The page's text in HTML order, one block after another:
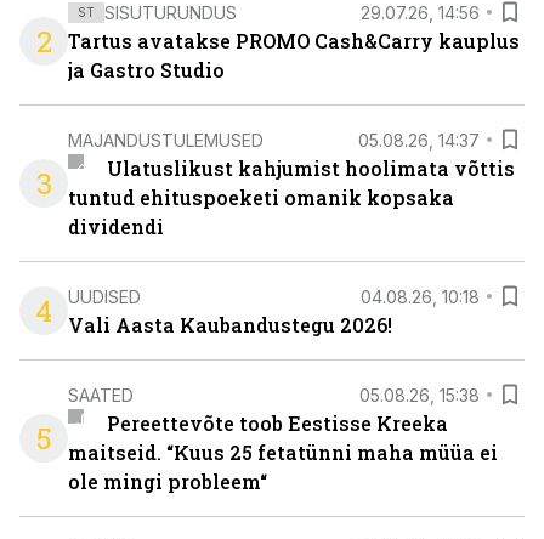
2
ST SISUTURUNDUS 29.07.26, 14:56
Tartus avatakse PROMO Cash&Carry kauplus
ja Gastro Studio
3
MAJANDUSTULEMUSED 05.08.26, 14:37
Ulatuslikust kahjumist hoolimata võttis
tuntud ehituspoeketi omanik kopsaka
dividendi
4 UUDISED 04.08.26, 10:18
Vali Aasta Kaubandustegu 2026!
5
SAATED 05.08.26, 15:38
Pereettevõte toob Eestisse Kreeka
maitseid. “Kuus 25 fetatünni maha müüa ei
ole mingi probleem“